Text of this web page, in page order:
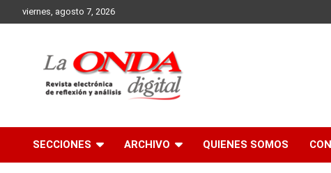
to
viernes, agosto 7, 2026
SECCIONES ARCHIVO QUIENES SOMOS